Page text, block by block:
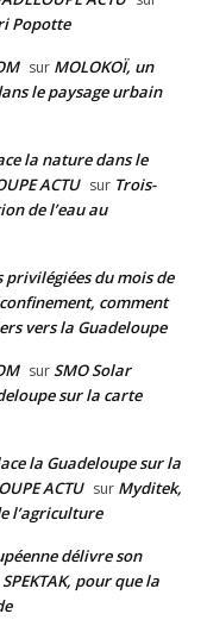
Popotte
sur MOLOKOÏ, un
le paysage urbain
la nature dans le
ACTU sur Trois-
de l’eau au
du mois de
comment
vers la Guadeloupe
surSMO Solar
sur la carte
la Guadeloupe sur la
ACTU sur Myditek,
l’agriculture
délivre son
SPEKTAK, pour que la